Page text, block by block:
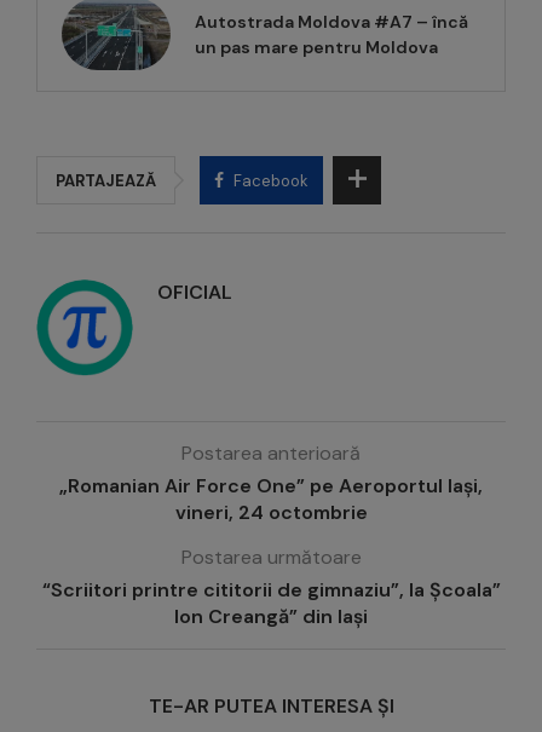
Autostrada Moldova #A7 – încă
un pas mare pentru Moldova
PARTAJEAZĂ Facebook
OFICIAL
Postarea anterioară
„Romanian Air Force One” pe Aeroportul Iași,
vineri, 24 octombrie
Postarea următoare
“Scriitori printre cititorii de gimnaziu”, la Școala”
Ion Creangă” din Iași
TE-AR PUTEA INTERESA ȘI